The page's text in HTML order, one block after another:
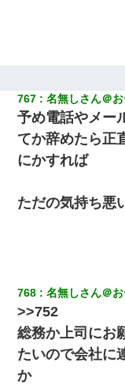
767 名無しさん＠
予め電話やメー
てか辞めたら正
にかすれば
ただの気持ち悪
768 名無しさん＠
>>752
総務か上司にお
たいので会社に
か